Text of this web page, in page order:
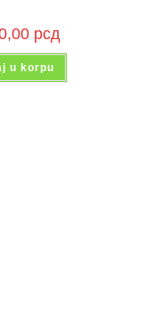
рсд
u korpu